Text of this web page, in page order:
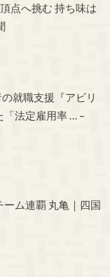
点へ挑む 持ち味は
就職支援『アビリ
「法定雇用率 … –
ム連覇 丸亀｜四国